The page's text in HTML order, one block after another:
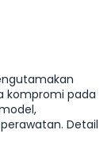
kompromi pada
Detail